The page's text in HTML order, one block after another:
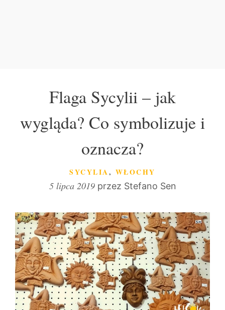
Flaga Sycylii – jak
wygląda? Co symbolizuje i
oznacza?
KATEGORIE
SYCYLIA, WŁOCHY
5 lipca 2019 przez Stefano Sen